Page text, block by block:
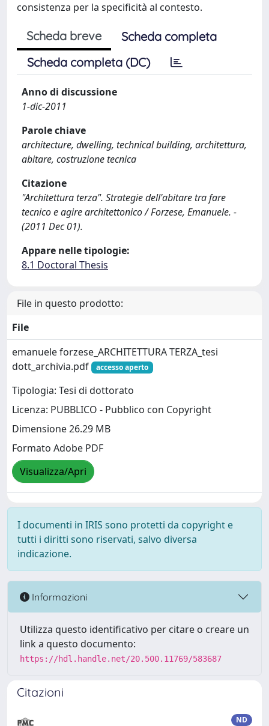
consistenza per la specificità al contesto.
Scheda breve
Scheda completa
Scheda completa (DC)
Anno di discussione
1-dic-2011
Parole chiave
architecture, dwelling, technical building, architettura,
abitare, costruzione tecnica
Citazione
"Architettura terza". Strategie dell'abitare tra fare
tecnico e agire architettonico / Forzese, Emanuele. -
(2011 Dec 01).
Appare nelle tipologie:
8.1 Doctoral Thesis
File in questo prodotto:
File
emanuele forzese_ARCHITETTURA TERZA_tesi
dott_archivia.pdf
accesso aperto
Tipologia: Tesi di dottorato
Licenza: PUBBLICO - Pubblico con Copyright
Dimensione 26.29 MB
Formato Adobe PDF
Visualizza/Apri
I documenti in IRIS sono protetti da copyright e
tutti i diritti sono riservati, salvo diversa
indicazione.
Informazioni
Utilizza questo identificativo per citare o creare un
link a questo documento:
https://hdl.handle.net/20.500.11769/583687
Citazioni
ND